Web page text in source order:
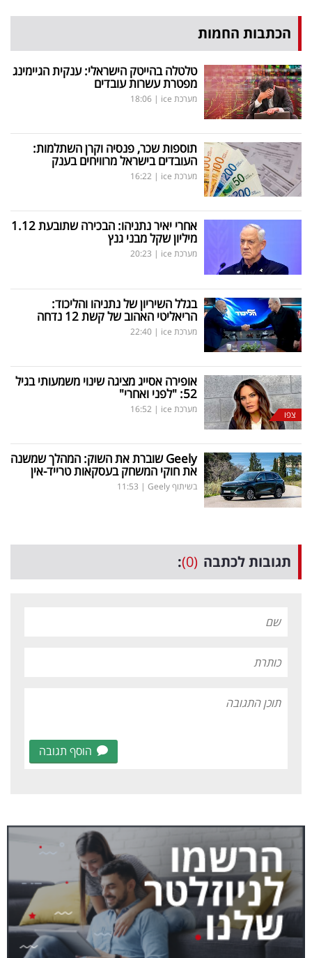
הכתבות החמות
טלטלה בהייטק הישראלי: ענקית הגיימינג
מפטרת עשרות עובדים
מערכת ice |
18:06
תוספות שכר, פנסיה וקרן השתלמות:
העובדים בישראל מרוויחים בענק
מערכת ice |
16:22
אחרי יאיר נתניהו: הבכירה שתובעת 1.12
מיליון שקל מבני גנץ
מערכת ice |
20:23
בגלל השיריון של נתניהו והליכוד:
הריאליטי האהוב של קשת 12 נדחה
מערכת ice |
22:40
צפו
אופירה אסייג מציגה שינוי משמעותי בגיל
52: "לפני ואחרי"
מערכת ice |
16:52
Geelyשוברת את השוק: המהלך שמשנה
את חוקי המשחק בעסקאות טרייד-אין
בשיתוף Geely |
11:53
תגובות לכתבה (0)
:
הוסף תגובה